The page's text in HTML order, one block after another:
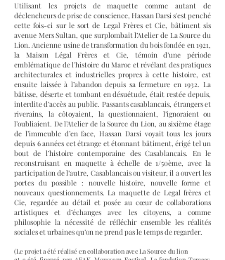
Utilisant les projets de maquette comme autant de
déclencheurs de prise de conscience, Hassan Darsi s'est penché
cette fois-ci sur le sort de Legal Frères et Cie, bâtiment sis
avenue Mers Sultan, que surplombait l’Atelier de La Source du
Lion. Ancienne usine de transformation du bois fondée en 1921,
la Maison Légal Frères et Cie, témoin d’une période
emblématique de l’histoire du Maroc et révélant des pratiques
architecturales et industrielles propres à cette histoire, est
ensuite laissée à l’abandon depuis sa fermeture en 1932. La
bâtisse, déserte et tombant en désuétude, était restée depuis,
interdite d’accès au public. Passants casablancais, étrangers et
riverains, la côtoyaient, la questionnaient, l’ignoraient ou
l’oubliaient. De l’Atelier de la Source du Lion, au sixième étage
de l’immeuble d’en face, Hassan Darsi voyait tous les jours
depuis 6 années cet étrange et étonnant bâtiment, érigé tel un
bout de l’histoire contemporaine des Casablancais. En le
reconstruisant en maquette à échelle de 1/50ème, avec la
participation de l’autre, Casablancais ou visiteur, il a ouvert les
portes du possible : nouvelle histoire, nouvelle forme et
nouveaux questionnements. La maquette de Legal frères et
Cie, regardée au détail et posée au cœur de collaborations
artistiques et d’échanges avec les citoyens, a comme
philosophie la nécessité de réfléchir ensemble les réalités
sociales et urbaines qu’on ne prend pas le temps de regarder.
(Le projet a été réalisé en collaboration avec La Source du lion